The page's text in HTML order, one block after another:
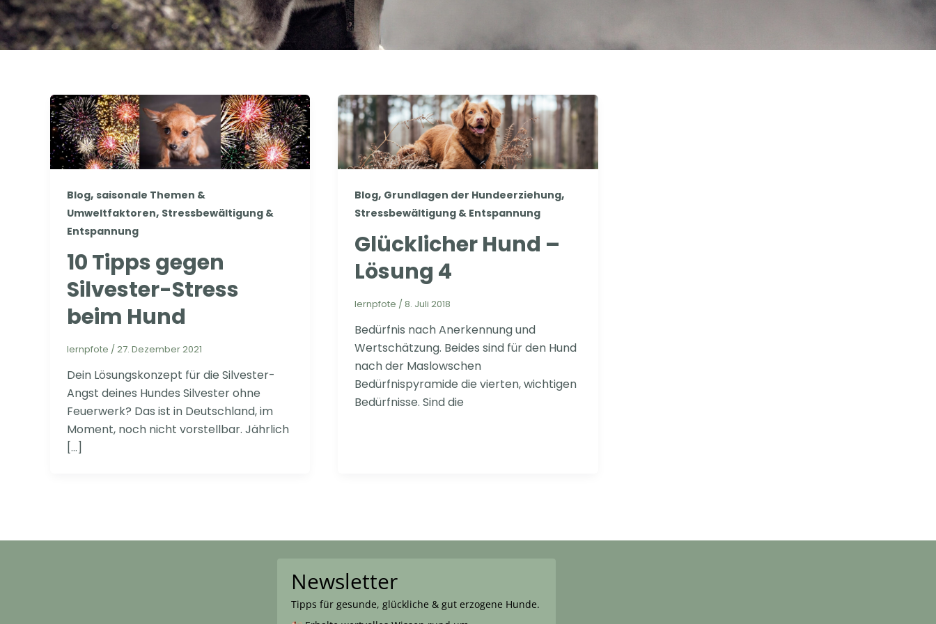
Blog, saisonale Themen &
Umweltfaktoren, Stressbewältigung &
Entspannung
10 Tipps gegen
Silvester-Stress
beim Hund
lernpfote /27. Dezember 2021
Dein Lösungskonzept für die Silvester-
Angst deines Hundes Silvester ohne
Feuerwerk? Das ist in Deutschland, im
Moment, noch nicht vorstellbar. Jährlich
[…]
Blog, Grundlagen der Hundeerziehung,
Stressbewältigung & Entspannung
Glücklicher Hund –
Lösung 4
lernpfote / 8. Juli 2018
Bedürfnis nach Anerkennung und
Wertschätzung. Beides sind für den Hund
nach der Maslowschen
Bedürfnispyramide die vierten, wichtigen
Bedürfnisse. Sind die
Newsletter
Tipps für gesunde, glückliche & gut erzogene Hunde.